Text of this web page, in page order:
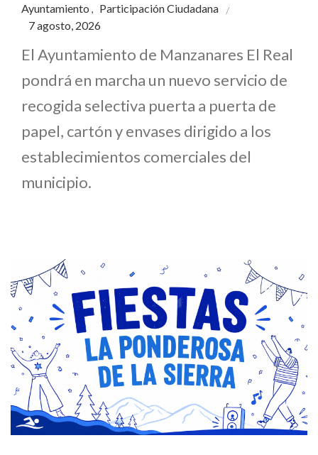
Ayuntamiento , Participación Ciudadana
7 agosto, 2026
El Ayuntamiento de Manzanares El Real
pondrá en marcha un nuevo servicio de
recogida selectiva puerta a puerta de
papel, cartón y envases dirigido a los
establecimientos comerciales del
municipio.